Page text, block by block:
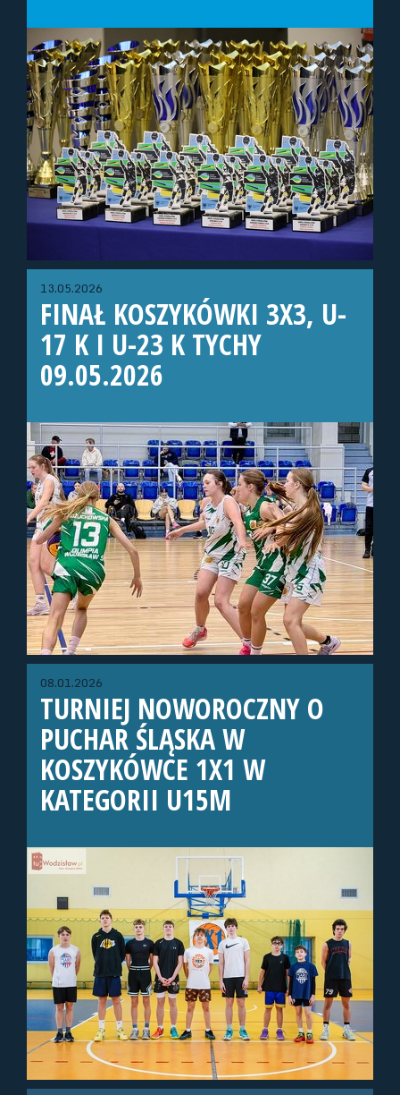
13.05.2026
FINAŁ KOSZYKÓWKI 3X3, U-
17 K I U-23 K TYCHY
09.05.2026
08.01.2026
TURNIEJ NOWOROCZNY O
PUCHAR ŚLĄSKA W
KOSZYKÓWCE 1X1 W
KATEGORII U15M